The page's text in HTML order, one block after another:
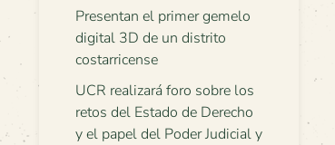
Presentan el primer gemelo
digital 3D de un distrito
costarricense
UCR realizará foro sobre los
retos del Estado de Derecho
y el papel del Poder Judicial y